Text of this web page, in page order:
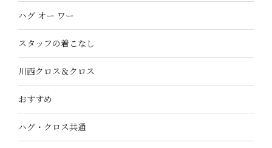
ハグ オー ワー
スタッフの着こなし
川西クロス＆クロス
おすすめ
ハグ・クロス共通